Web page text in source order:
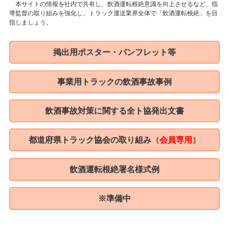
本サイトの情報を社内で共有し、飲酒運転根絶意識を向上させるなど、指
導監督の取り組みを強化し、トラック運送業界全体で「飲酒運転根絶」を目
指しましょう。
掲出用ポスター・パンフレット等
事業用トラックの飲酒事故事例
飲酒事故対策に関する全ト協発出文書
都道府県トラック協会の取り組み （会員専用）
飲酒運転根絶署名様式例
※準備中